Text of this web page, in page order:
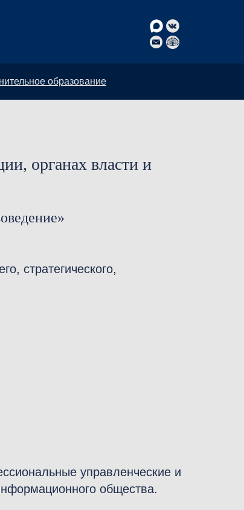
образование
органах власти и
стратегического,
управленческие и
общества.